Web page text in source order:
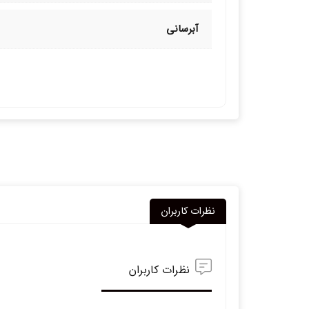
آبرسانی
نظرات کاربران
نظرات کاربران